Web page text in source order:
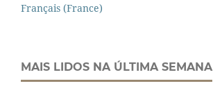
Français (France)
MAIS LIDOS NA ÚLTIMA SEMANA